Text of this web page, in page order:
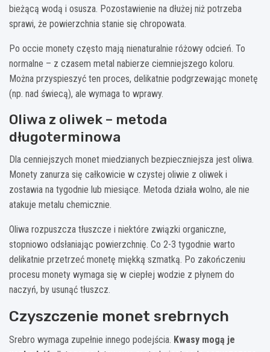
bieżącą wodą i osusza. Pozostawienie na dłużej niż potrzeba
sprawi, że powierzchnia stanie się chropowata.
Po occie monety często mają nienaturalnie różowy odcień. To
normalne – z czasem metal nabierze ciemniejszego koloru.
Można przyspieszyć ten proces, delikatnie podgrzewając monetę
(np. nad świecą), ale wymaga to wprawy.
Oliwa z oliwek – metoda
długoterminowa
Dla cenniejszych monet miedzianych bezpieczniejsza jest oliwa.
Monety zanurza się całkowicie w czystej oliwie z oliwek i
zostawia na tygodnie lub miesiące. Metoda działa wolno, ale nie
atakuje metalu chemicznie.
Oliwa rozpuszcza tłuszcze i niektóre związki organiczne,
stopniowo odsłaniając powierzchnię. Co 2-3 tygodnie warto
delikatnie przetrzeć monetę miękką szmatką. Po zakończeniu
procesu monety wymaga się w ciepłej wodzie z płynem do
naczyń, by usunąć tłuszcz.
Czyszczenie monet srebrnych
Srebro wymaga zupełnie innego podejścia. Kwasy mogą je